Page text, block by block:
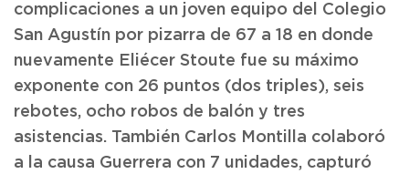
complicaciones a un joven equipo del Colegio
San Agustín por pizarra de 67 a 18 en donde
nuevamente Eliécer Stoute fue su máximo
exponente con 26 puntos (dos triples), seis
rebotes, ocho robos de balón y tres
asistencias. También Carlos Montilla colaboró
a la causa Guerrera con 7 unidades, capturó